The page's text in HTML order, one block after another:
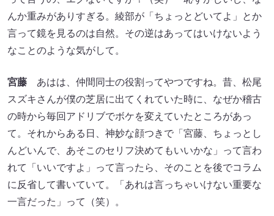
んか重みがありすぎる。綾部が「ちょっとどいてよ」とか
言って鏡を見るのは自然。その逆はあってはいけないよう
なことのような気がして。
宮藤 あはは、仲間同士の役割ってやつですね。昔、松尾
スズキさんが僕の芝居に出てくれていた時に、なぜか稽古
の時から毎回アドリブでボケを変えていたところがあっ
て。それからある日、神妙な顔つきで「宮藤、ちょっとし
んどいんで、あそこのセリフ決めてもいいかな」って言わ
れて「いいですよ」って言ったら、そのことを後でコラム
に反省して書いていて。「あれは言っちゃいけない重要な
一言だった」って（笑）。